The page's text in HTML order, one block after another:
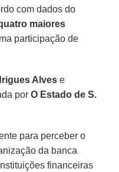
com dados do
maiores
participação de
Alves e
porO Estado de S.
para perceber o
da banca
financeiras